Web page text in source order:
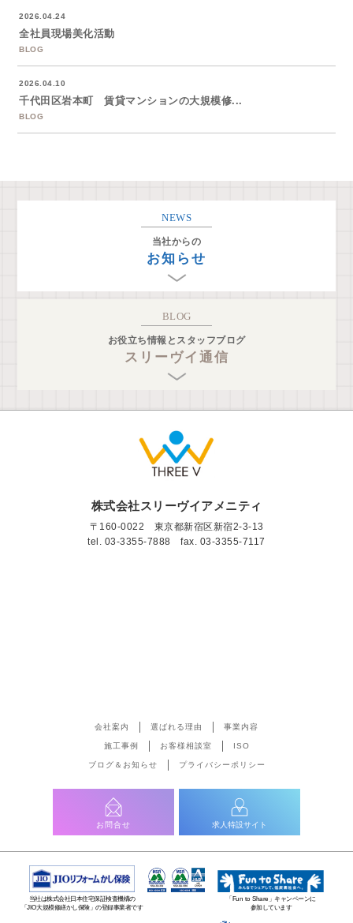
2026.04.24
全社員現場美化活動
BLOG
2026.04.10
千代田区岩本町 賃貸マンションの大規模修...
BLOG
NEWS
当社からの
お知らせ
BLOG
お役立ち情報とスタッフブログ
スリーヴイ通信
株式会社スリーヴイアメニティ
〒160-0022 東京都新宿区新宿2-3-13
tel. 03-3355-7888 fax. 03-3355-7117
会社案内 選ばれる理由 事業内容
施工事例 お客様相談室 ISO
ブログ＆お知らせ プライバシーポリシー
お問合せ 求人特設サイト
当社は株式会社日本住宅保証検査機構の
「JIO大規模修繕かし保険」の登録事業者です
「Fun to Share」キャンペーンに
参加しています